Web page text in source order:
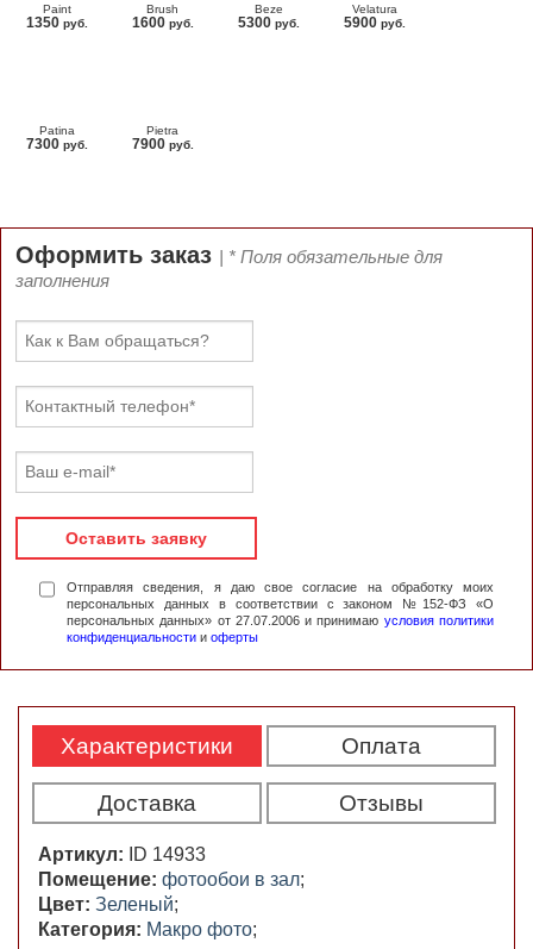
Paint
1350 руб.
Brush
1600 руб.
Beze
5300 руб.
Velatura
5900 руб.
Patina
7300 руб.
Pietra
7900 руб.
Оформить заказ | * Поля обязательные для
заполнения
Оставить заявку
Отправляя сведения, я даю свое согласие на обработку моих
персональных данных в соответствии с законом №152-ФЗ «О
персональных данных» от 27.07.2006 и принимаю условия политики
конфиденциальности и оферты
Характеристики Оплата
Доставка Отзывы
Артикул:
ID 14933
Помещение: фотообои в зал;
Цвет: Зеленый;
Категория: Макро фото;